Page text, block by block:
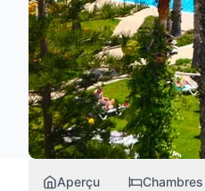
Aperçu Chambres